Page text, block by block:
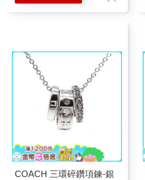
COACH 三環碎鑽項鍊-銀